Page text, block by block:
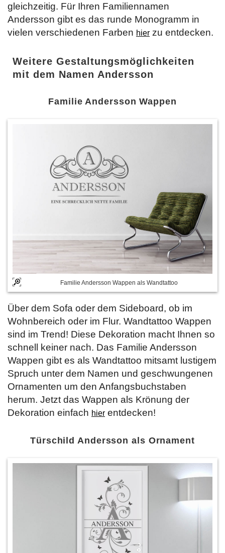
gleichzeitig. Für Ihren Familiennamen
Andersson gibt es das runde Monogramm in
vielen verschiedenen Farben hier zu entdecken.
Weitere Gestaltungsmöglichkeiten
mit dem Namen Andersson
Familie Andersson Wappen
Familie Andersson Wappen als Wandtattoo
Über dem Sofa oder dem Sideboard, ob im
Wohnbereich oder im Flur. Wandtattoo Wappen
sind im Trend! Diese Dekoration macht Ihnen so
schnell keiner nach. Das Familie Andersson
Wappen gibt es als Wandtattoo mitsamt lustigem
Spruch unter dem Namen und geschwungenen
Ornamenten um den Anfangsbuchstaben
herum. Jetzt das Wappen als Krönung der
Dekoration einfach hier entdecken!
Türschild Andersson als Ornament